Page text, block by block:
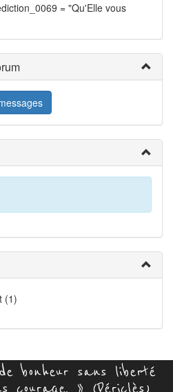
= "Qu'Elle vous
(1)
bonheur sans liberté